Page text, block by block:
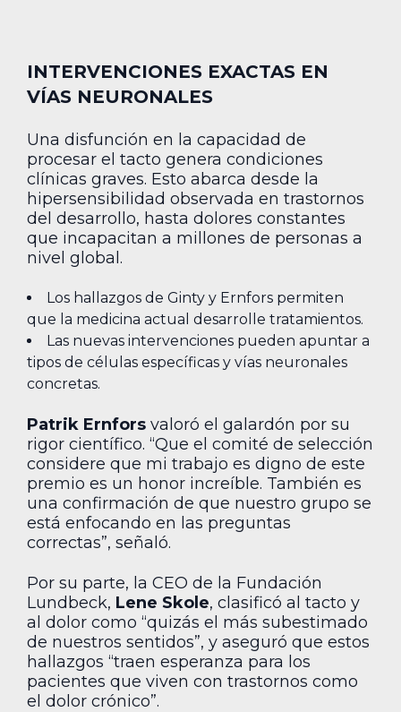
INTERVENCIONES EXACTAS EN
VÍAS NEURONALES
Una disfunción en la capacidad de
procesar el tacto genera condiciones
clínicas graves. Esto abarca desde la
hipersensibilidad observada en trastornos
del desarrollo, hasta dolores constantes
que incapacitan a millones de personas a
nivel global.
Los hallazgos de Ginty y Ernfors permiten
que la medicina actual desarrolle tratamientos.
Las nuevas intervenciones pueden apuntar a
tipos de células específicas y vías neuronales
concretas.
Patrik Ernfors valoró el galardón por su
rigor científico. “Que el comité de selección
considere que mi trabajo es digno de este
premio es un honor increíble. También es
una confirmación de que nuestro grupo se
está enfocando en las preguntas
correctas”, señaló.
Por su parte, la CEO de la Fundación
Lundbeck, Lene Skole, clasificó al tacto y
al dolor como “quizás el más subestimado
de nuestros sentidos”, y aseguró que estos
hallazgos “traen esperanza para los
pacientes que viven con trastornos como
el dolor crónico”.